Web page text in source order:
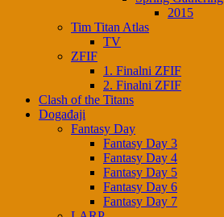
2015
Tim Titan Atlas
TV
ZFIF
1. Finalni ZFIF
2. Finalni ZFIF
Clash of the Titans
Događaji
Fantasy Day
Fantasy Day 3
Fantasy Day 4
Fantasy Day 5
Fantasy Day 6
Fantasy Day 7